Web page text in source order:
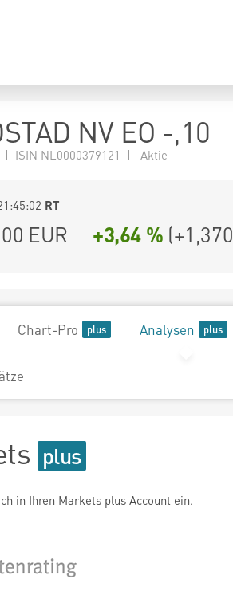
NV EO -,10
| ISIN NL0000379121 | Aktie
RT
EUR +3,64 % (+1,370
Chart-Pro Analysen
in Ihren Markets plus Account ein.